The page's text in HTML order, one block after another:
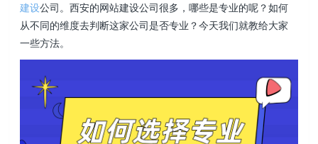
建设公司。西安的网站建设公司很多，哪些是专业的呢？如何
从不同的维度去判断这家公司是否专业？今天我们就教给大家
一些方法。